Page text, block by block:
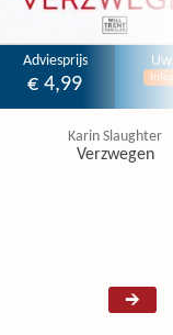
Adviesprijs
€ 4,99
Karin Slaughter
Verzwegen